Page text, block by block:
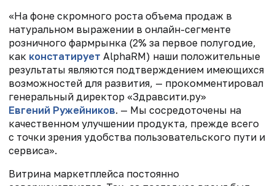
«На фоне скромного роста объема продаж в
натуральном выражении в онлайн-сегменте
розничного фармрынка (2% за первое полугодие,
как констатирует AlphaRM) наши положительные
результаты являются подтверждением имеющихся
возможностей для развития, — прокомментировал
генеральный директор «Здравсити.ру»
Евгений Ружейников. — Мы сосредоточены на
качественном улучшении продукта, прежде всего
с точки зрения удобства пользовательского пути и
сервиса».
Витрина маркетплейса постоянно